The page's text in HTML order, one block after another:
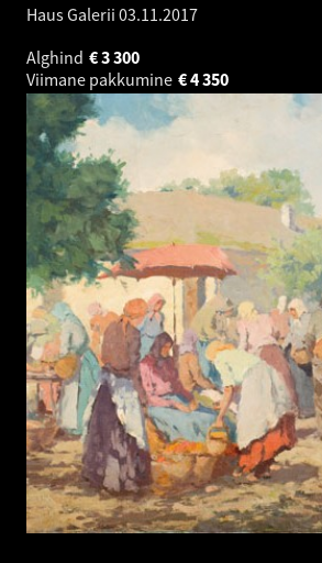
Haus Galerii 03.11.2017
Alghind
3 300
€
Viimane pakkumine
4 350
€